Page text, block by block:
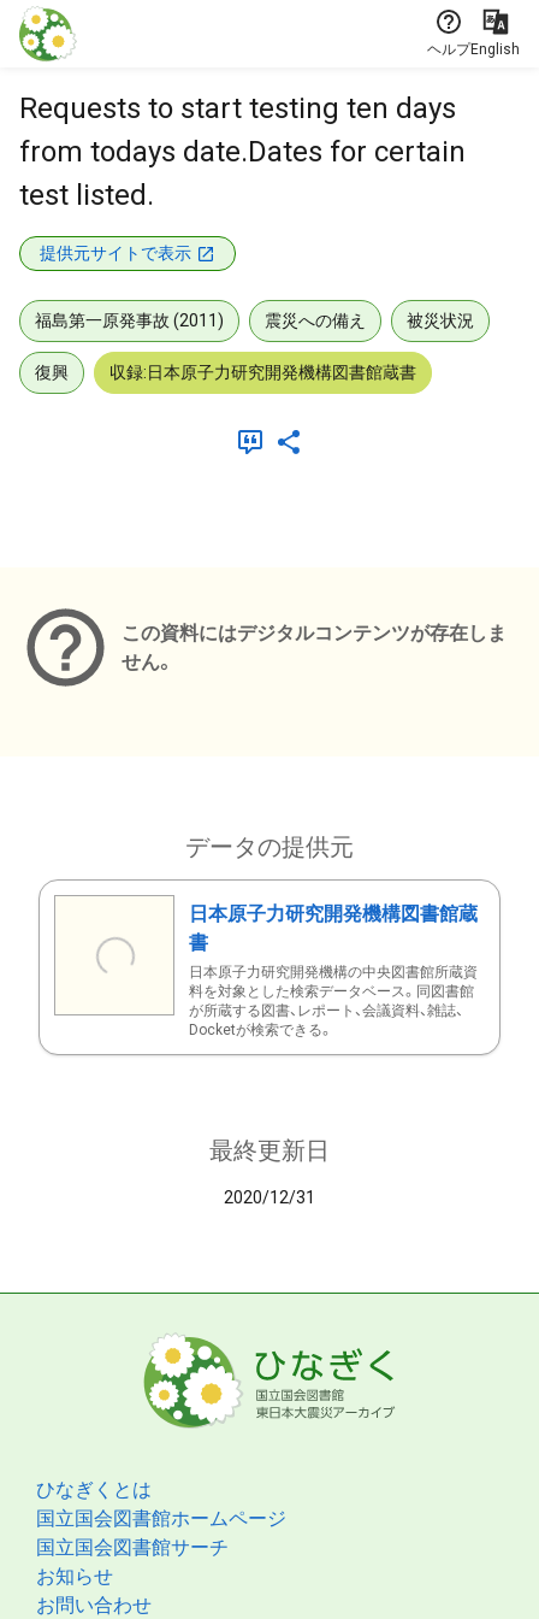
本文に飛ぶ
ヘルプEnglish
Requests to start testing ten days
from todays date.Dates for certain
test listed.
提供元サイトで表示
福島第一原発事故 (2011) 震災への備え 被災状況
復興 収録:日本原子力研究開発機構図書館蔵書
この資料にはデジタルコンテンツが存在しま
せん。
データの提供元
日本原子力研究開発機構図書館蔵
書
日本原子力研究開発機構の中央図書館所蔵資
料を対象とした検索データベース。同図書館
が所蔵する図書、レポート、会議資料、雑誌、
Docketが検索できる。
最終更新日
2020/12/31
ひなぎくとは
国立国会図書館ホームページ
国立国会図書館サーチ
お知らせ
お問い合わせ